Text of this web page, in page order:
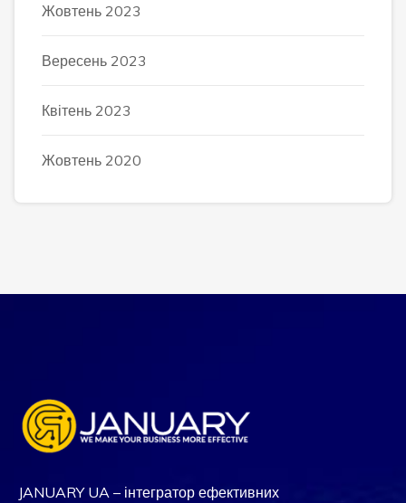
Жовтень 2023
Вересень 2023
Квітень 2023
Жовтень 2020
JANUARY UA – інтегратор ефективних